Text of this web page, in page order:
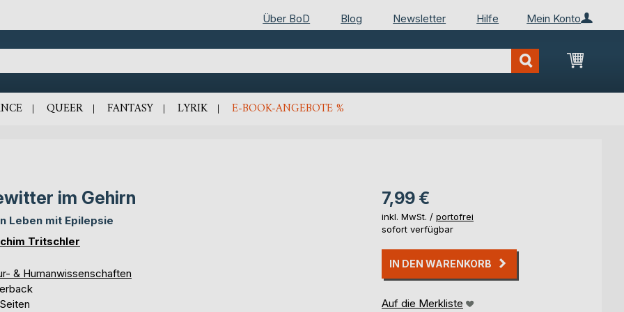
Mein Konto
Über BoD Blog Newsletter Hilfe
Mein
QUEER FANTASY LYRIK E-BOOK-ANGEBOTE %
im Gehirn
Leben mit Epilepsie
Tritschler
& Humanwissenschaften
7,99 €
inkl. MwSt. / portofrei
sofort verfügbar
IN DEN WARENKORB
Auf die Merkliste